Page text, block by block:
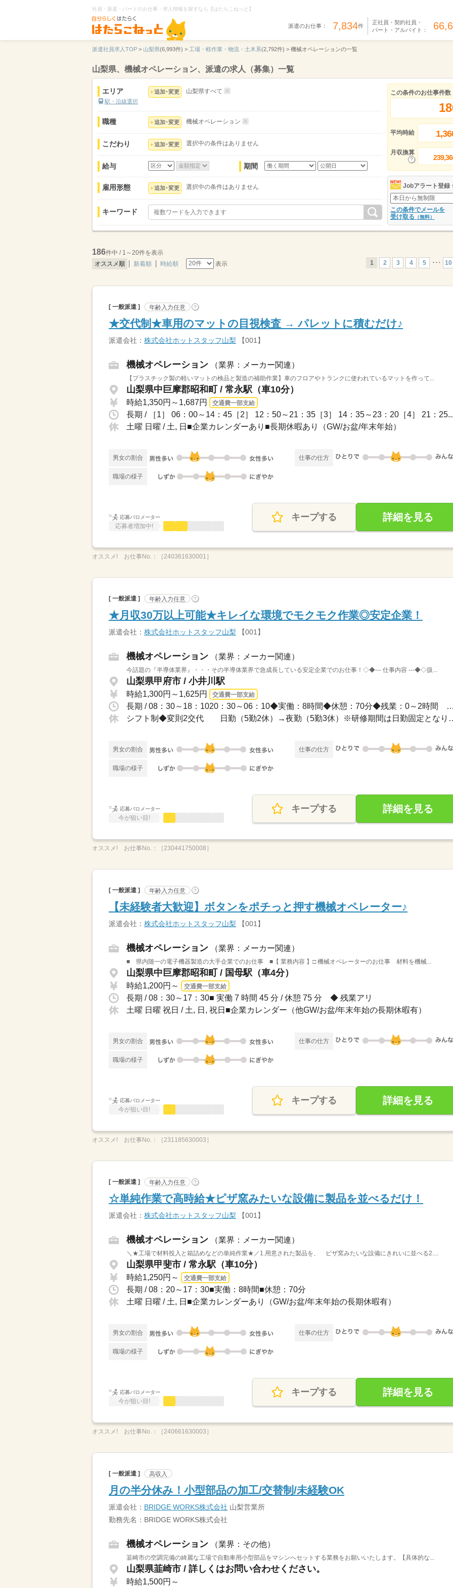
社員・派遣・パートのお仕事・求人情報を探すなら【はたらこねっと】
派遣のお仕事： 7,834件
正社員・契約社員・
パート・アルバイト：
派遣社員求人TOP > 山梨県(6,993件) > 工場・軽作業・物流・土木系(2,792件) > 機械オペレーションの一覧
山梨県、機械オペレーション、派遣の求人（募集）一覧
エリア
駅・沿線選択
追加･変更 山梨県すべて
職種 追加･変更 機械オペレーション
こだわり 追加･変更 選択中の条件はありません
給与 期間
雇用形態 追加･変更 選択中の条件はありません
キーワード
この条件のお仕事件数
平均時給
月収換算
Jobアラート登録
この条件でメールを
受け取る （無料）
186件中 / 1～20件を表示
オススメ順
新着順 時給順 表示 1 2 3 4 5 ･･･ 10
[ 一般派遣 ] 年齢入力任意 ?
★交代制★車用のマットの目視検査 → パレットに積むだけ♪
派遣会社： 株式会社ホットスタッフ山梨 【001】
機械オペレーション （業界：メーカー関連）
【プラスチック製の軽いマットの検品と製造の補助作業】車のフロアやトランクに使われているマットを作って...
山梨県中巨摩郡昭和町 / 常永駅（車10分）
時給1,350円～1,687円 交通費一部支給
長期 / ［1］ 06：00～14：45［2］ 12：50～21：35［3］ 14：35～23：20［4］ 21：25...
土曜 日曜 / 土, 日■企業カレンダーあり■長期休暇あり（GW/お盆/年末年始）
男女の割合 仕事の仕方
職場の様子
応募バロメーター
応募者増加中!
キープする 詳細を見る
オススメ! お仕事No.： ［240361630001］
[ 一般派遣 ] 年齢入力任意 ?
★月収30万以上可能★キレイな環境でモクモク作業◎安定企業！
派遣会社： 株式会社ホットスタッフ山梨 【001】
機械オペレーション （業界：メーカー関連）
今話題の『半導体業界』・・・その半導体業界で急成長している安定企業でのお仕事！◇◆--- 仕事内容 ---◆◇扱...
山梨県甲府市 / 小井川駅
時給1,300円～1,625円 交通費一部支給
長期 / 08：30～18：1020：30～06：10◆実働：8時間◆休憩：70分◆残業：0～2時間 ※変則...
シフト制◆変則2交代 日勤（5勤2
男女の割合 仕事の仕方
職場の様子
応募バロメーター
今が狙い目!
キープする 詳細を見る
オススメ! お仕事No.： ［230441750008］
[ 一般派遣 ] 年齢入力任意 ?
【未経験者大歓迎】ボタンをポチっと押す機械オペレーター♪
派遣会社： 株式会社ホットスタッフ山梨 【001】
機械オペレーション （業界：メーカー関連）
■ 県内随一の電子機器製造の大手企業でのお仕事 ■【 業務内容 】□ 機械オペレーターのお仕事 材料を機械...
山梨県中巨摩郡昭和町 / 国母駅（車4分）
時給1,200円～ 交通費一部支給
長期 / 08：30～17：30■ 実働 7 時間 45 分 / 休憩 75 分 ◆ 残業アリ
土曜 日曜 祝日 / 土, 日, 祝日■企業カレンダー（他GW/お盆/年末年始の長期休暇有）
男女の割合 仕事の仕方
職場の様子
応募バロメーター
今が狙い目!
キープする 詳細を見る
オススメ! お仕事No.： ［231185630003］
[ 一般派遣 ] 年齢入力任意 ?
☆単純作業で高時給★ピザ窯みたいな設備に製品を並べるだけ！
派遣会社： 株式会社ホットスタッフ山梨 【001】
機械オペレーション （業界：メーカー関連）
＼★工場で材料投入と箱詰めなどの単純作業★／1.用意された製品を、 ピザ窯みたいな設備にきれいに並べる2....
山梨県甲斐市 / 常永駅（車10分）
時給1,250円～ 交通費一部支給
長期 / 08：20～17：30■実働：8時間■休憩：70分
土曜 日曜 / 土, 日■企業カレンダーあり（GW/お盆/年末年始の長期休暇有）
男女の割合 仕事の仕方
職場の様子
応募バロメーター
今が狙い目!
キープする 詳細を見る
オススメ! お仕事No.： ［240661630003］
[ 一般派遣 ] 高収入
月の半分休み！小型部品の加工/交替制/未経験OK
派遣会社： BRIDGE WORKS株式会社 山梨営業所
勤務先名：BRIDGE WORKS株式会社
機械オペレーション （業界：その他）
韮崎市の空調完備の綺麗な工場で自動車用小型部品をマシンへセットする業務をお願いいたします。【具体的な...
山梨県韮崎市 / 詳しくはお問い合わせください。
時給1,500円～